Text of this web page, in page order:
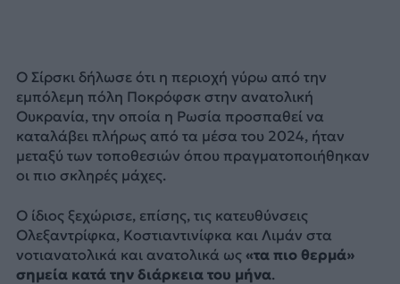
Ο Σίρσκι δήλωσε ότι η περιοχή γύρω από την
εμπόλεμη πόλη Ποκρόφσκ στην ανατολική
Ουκρανία, την οποία η Ρωσία προσπαθεί να
καταλάβει πλήρως από τα μέσα του 2024, ήταν
μεταξύ των τοποθεσιών όπου πραγματοποιήθηκαν
οι πιο σκληρές μάχες.
Ο ίδιος ξεχώρισε, επίσης, τις κατευθύνσεις
Ολεξαντρίφκα, Κοστιαντινίφκα και Λιμάν στα
νοτιανατολικά και ανατολικά ως«τα πιο θερμά»
σημεία κατά την διάρκεια του μήνα.